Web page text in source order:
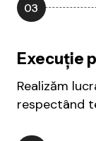
03
Execuție
Realizăm
respectând